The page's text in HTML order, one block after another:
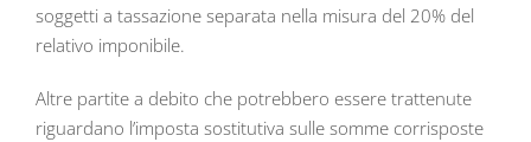
soggetti a tassazione separata nella misura del 20% del
relativo imponibile.
Altre partite a debito che potrebbero essere trattenute
riguardano l’imposta sostitutiva sulle somme corrisposte